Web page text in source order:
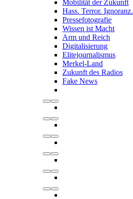
Mobilität der Zukunft
Hass. Terror. Ignoranz.
Pressefotografie
Wissen ist Macht
Arm und Reich
Digitalisierung
Elitejournalismus
Merkel-Land
Zukunft des Radios
Fake News